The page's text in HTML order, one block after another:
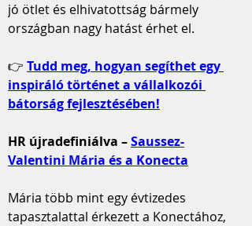
jó ötlet és elhivatottság bármely
országban nagy hatást érhet el.
👉 Tudd meg, hogyan segíthet egy
inspiráló történet a vállalkozói
bátorság fejlesztésében!
HR újradefiniálva – Saussez-
Valentini Mária és a Konecta
Mária több mint egy évtizedes
tapasztalattal érkezett a Konectához,